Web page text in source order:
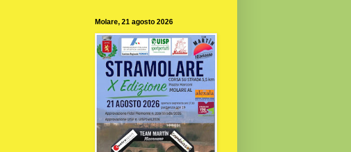
Molare, 21 agosto 2026